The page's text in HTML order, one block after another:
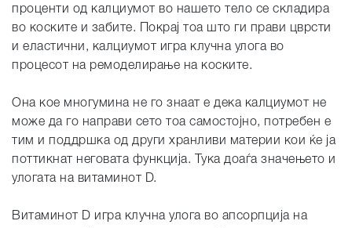
проценти од калциумот во нашето тело се складира
во коските и забите. Покрај тоа што ги прави цврсти
и еластични, калциумот игра клучна улога во
процесот на ремоделирање на коските.
Она кое многумина не го знаат е дека калциумот не
може да го направи сето тоа самостојно, потребен е
тим и поддршка од други хранливи материи кои ќе ја
поттикнат неговата функција. Тука доаѓа значењето и
улогата на витаминот D.
Витаминот D игра клучна улога во апсорпција на